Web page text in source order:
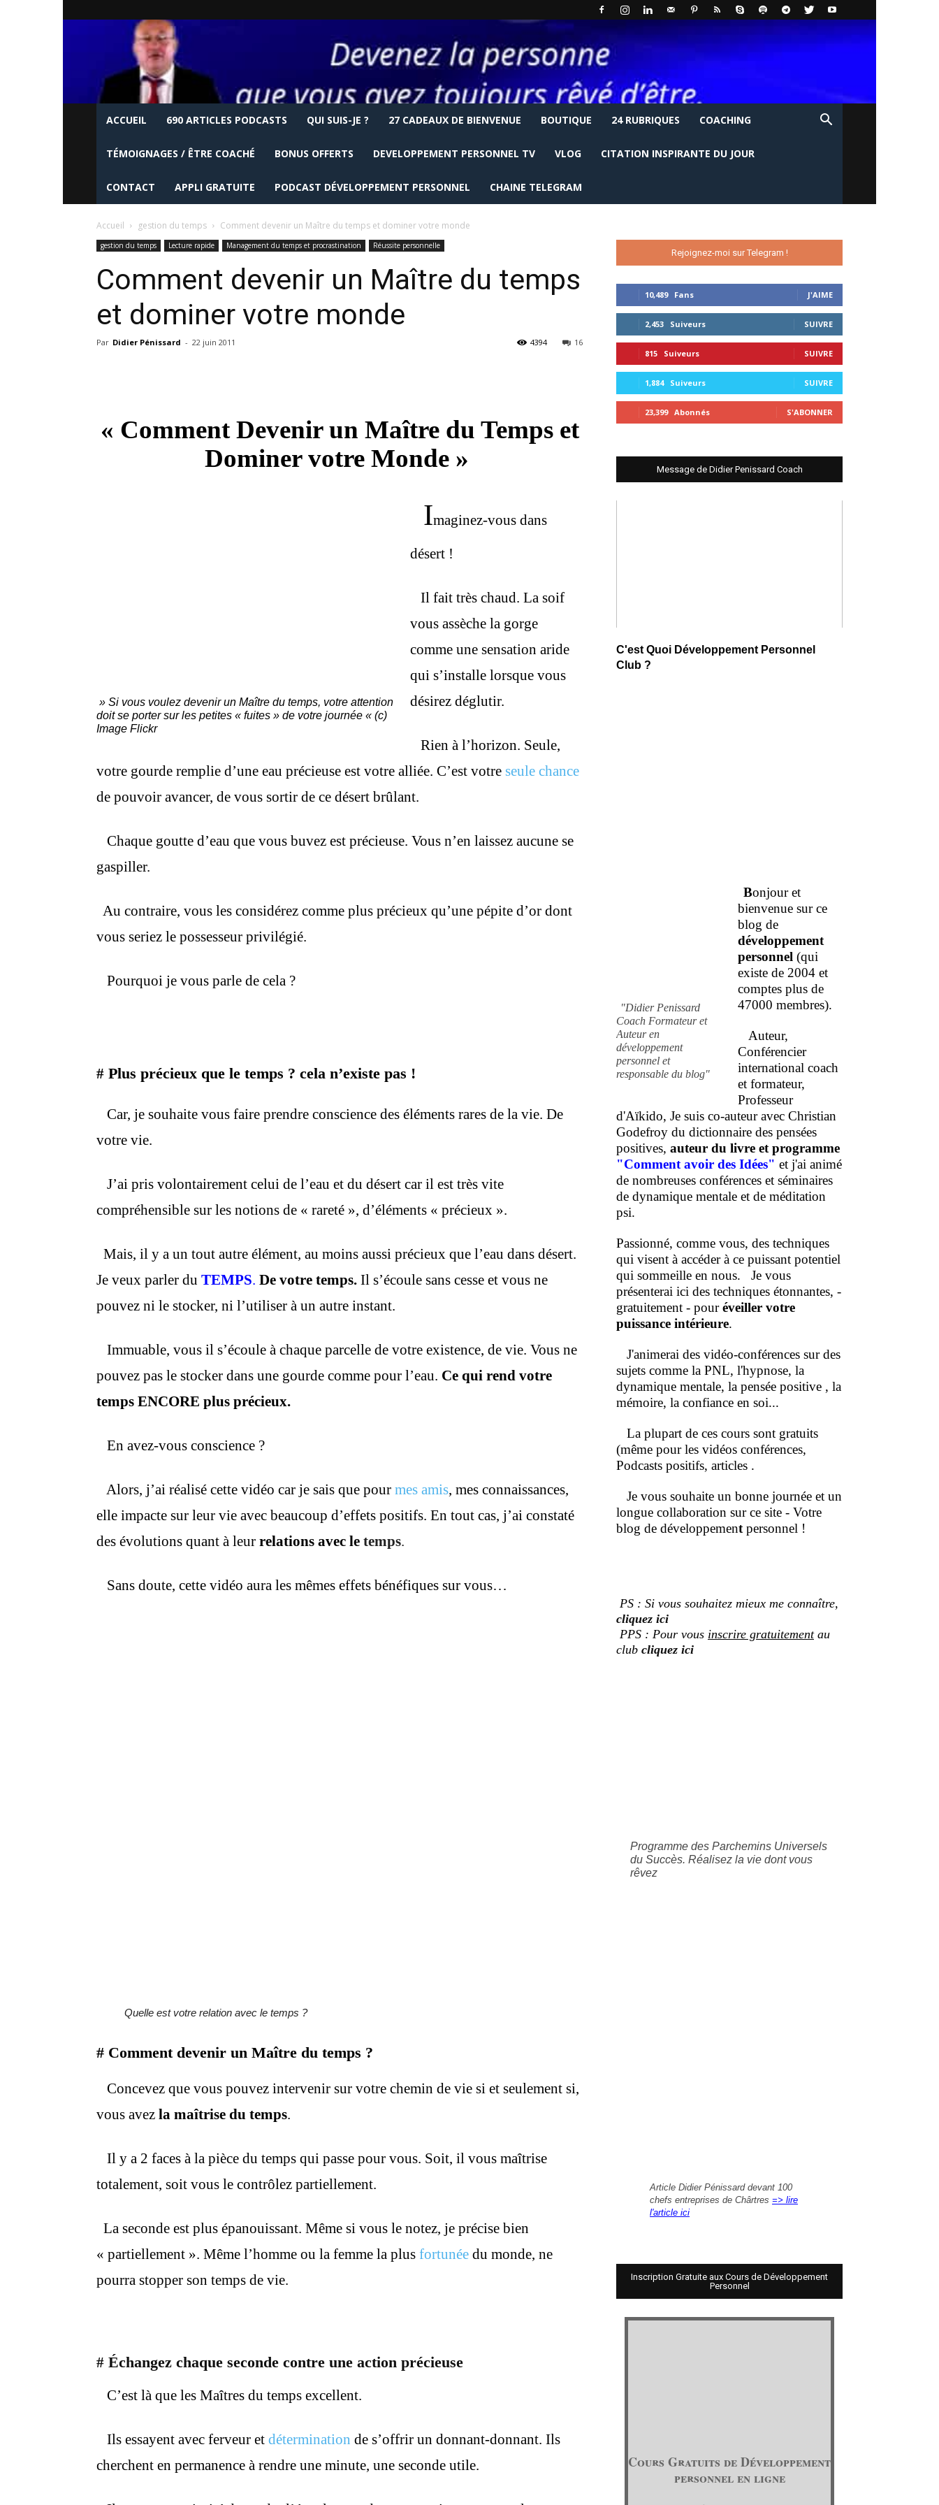
ACCUEIL 690 ARTICLES PODCASTS QUI SUIS-JE ? 27 CADEAUX DE BIENVENUE BOUTIQUE 24 RUBRIQUES COACHING
TÉMOIGNAGES / ÊTRE COACHÉ BONUS OFFERTS DEVELOPPEMENT PERSONNEL TV VLOG CITATION INSPIRANTE DU JOUR
CONTACT APPLI GRATUITE PODCAST DÉVELOPPEMENT PERSONNEL CHAINE TELEGRAM
Accueil gestion du temps Comment devenir un Maître du temps et dominer votre monde
gestion du temps Lecture rapide Management du temps et procrastination Réussite personnelle
Comment devenir un Maître du temps
et dominer votre monde
Par Didier Pénissard - 22 juin 2011 16
4394
« Comment Devenir un Maître du Temps et
Dominer votre Monde »
» Si vous voulez devenir un Maître du temps, votre attention
doit se porter sur les petites « fuites » de votre journée « (c)
Image Flickr
Imaginez-vous dans
désert !
Il fait très chaud. La soif
vous assèche la gorge
comme une sensation aride
qui s’installe lorsque vous
désirez déglutir.
Rien à l’horizon. Seule,
votre gourde remplie d’une eau précieuse est votre alliée. C’est votre seule chance
de pouvoir avancer, de vous sortir de ce désert brûlant.
Chaque goutte d’eau que vous buvez est précieuse. Vous n’en laissez aucune se
gaspiller.
Au contraire, vous les considérez comme plus précieux qu’une pépite d’or dont
vous seriez le possesseur privilégié.
Pourquoi je vous parle de cela ?
# Plus précieux que le temps ? cela n’existe pas !
Car, je souhaite vous faire prendre conscience des éléments rares de la vie. De
votre vie.
J’ai pris volontairement celui de l’eau et du désert car il est très vite
compréhensible sur les notions de « rareté », d’éléments « précieux ».
Mais, il y a un tout autre élément, au moins aussi précieux que l’eau dans désert.
Je veux parler du TEMPS. De votre temps. Il s’écoule sans cesse et vous ne
pouvez ni le stocker, ni l’utiliser à un autre instant.
Immuable, vous il s’écoule à chaque parcelle de votre existence, de vie. Vous ne
pouvez pas le stocker dans une gourde comme pour l’eau. Ce qui rend votre
temps ENCORE plus précieux.
En avez-vous conscience ?
Alors, j’ai réalisé cette vidéo car je sais que pour mes amis, mes connaissances,
elle impacte sur leur vie avec beaucoup d’effets positifs. En tout cas, j’ai constaté
des évolutions quant à leur relations avec le temps.
Sans doute, cette vidéo aura les mêmes effets bénéfiques sur vous…
Quelle est votre relation avec le temps ?
# Comment devenir un Maître du temps ?
Concevez que vous pouvez intervenir sur votre chemin de vie si et seulement si,
vous avez la maîtrise du temps.
Il y a 2 faces à la pièce du temps qui passe pour vous. Soit, il vous maîtrise
totalement, soit vous le contrôlez partiellement.
La seconde est plus épanouissant. Même si vous le notez, je précise bien
« partiellement ». Même l’homme ou la femme la plus fortunée du monde, ne
pourra stopper son temps de vie.
# Échangez chaque seconde contre une action précieuse
C’est là que les Maîtres du temps excellent.
Ils essayent avec ferveur et détermination de s’offrir un donnant-donnant. Ils
cherchent en permanence à rendre une minute, une seconde utile.
Rejoignez-moi sur Telegram !
10,489 Fans J'AIME
2,453 Suiveurs SUIVRE
815 Suiveurs SUIVRE
1,884 Suiveurs SUIVRE
23,399 Abonnés S'ABONNER
Message de Didier Penissard Coach
C'est Quoi Développement Personnel
Club ?
"Didier Penissard
Coach Formateur et
Auteur en
développement
personnel et
responsable du blog"
Bonjour et
bienvenue sur ce
blog de
développement
personnel (qui
existe de 2004 et
comptes plus de
47000 membres).
Auteur,
Conférencier
international coach
et formateur,
Professeur
d'Aïkido, Je suis co-auteur avec Christian
Godefroy du dictionnaire des pensées
positives, auteur du livre et programme
"Comment avoir des Idées" et j'ai animé
de nombreuses conférences et séminaires
de dynamique mentale et de méditation
psi.
Passionné, comme vous, des techniques
qui visent à accéder à ce puissant potentiel
qui sommeille en nous. Je vous
présenterai ici des techniques étonnantes, -
gratuitement - pouréveiller votre
puissance intérieure.
J'animerai des vidéo-conférences sur des
sujets comme la PNL, l'hypnose, la
dynamique mentale, la pensée positive , la
mémoire, la confiance en soi...
La plupart de ces cours sont gratuits
(même pour les vidéos conférences,
Podcasts positifs, articles .
Je vous souhaite un bonne journée et un
longue collaboration sur ce site - Votre
blog de développement personnel !
PS : Si vous souhaitez mieux me connaître,
cliquez ici
PPS : Pour vous inscrire gratuitementau
club cliquez ici
Programme des Parchemins Universels
du Succès. Réalisez la vie dont vous
rêvez
Article Didier Pénissard devant 100
chefs entreprises de Chârtres => lire
l'article ici
Inscription Gratuite aux Cours de Développement
Personnel
Cours Gratuits de Développement
personnel en ligne